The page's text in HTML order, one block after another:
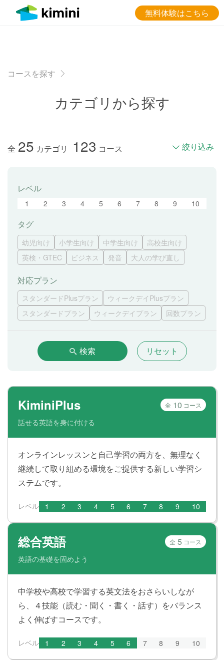
無料体験はこちら
コースを探す
カテゴリから探す
全 25 カテゴリ 123 コース 絞り込み
レベル
1 2 3 4 5 6 7 8 9 10
タグ
幼児向け 小学生向け 中学生向け
高校生向け
英検・GTEC
ビジネス 発音 大人の学び直し
対応プラン
スタンダードPlusプラン
ウィークデイPlusプラン
スタンダードプラン
ウィークデイプラン 回数プラン
検索 リセット
KiminiPlus
話せる英語を身に付ける
全 10 コース
オンラインレッスンと自己学習の両方を、無理なく
継続して取り組める環境をご提供する新しい学習シ
ステムです。
レベル 1 2 3 4 5 6 7 8 9 10
総合英語
英語の基礎を固めよう
全 5 コース
中学校や高校で学習する英文法をおさらいしなが
ら、４技能（読む・聞く・書く・話す）をバランス
よく伸ばすコースです。
レベル 1 2 3 4 5 6 7 8 9 10